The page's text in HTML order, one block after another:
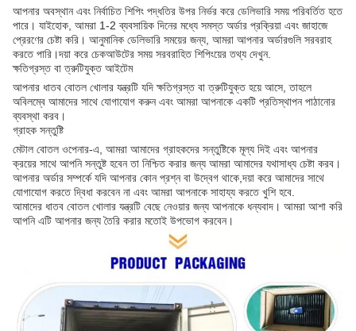
আপনার অবস্থান এবং নির্বাচিত শিপিং পদ্ধতির উপর নির্ভর করে ডেলিভারি সময় পরিবর্তিত হতে
পারে। যাইহোক, আমরা 1-2 ব্যবসায়িক দিনের মধ্যে সমস্ত অর্ডার প্রক্রিয়া এবং জাহাজে
প্রেরণের চেষ্টা করি। আনুমানিক ডেলিভারি সময়ের জন্য, আমরা আপনার অর্ডারগুলি সরবরাহ
করতে পারি।দয়া করে চেকআউটের সময় সরবরাহিত শিপিংয়ের তথ্য দেখুন.
ক্ষতিগ্রস্ত বা ত্রুটিযুক্ত আইটেম
আপনার ধাতব বোতল খোলার যন্ত্রটি যদি ক্ষতিগ্রস্ত বা ত্রুটিযুক্ত হয়ে আসে, তাহলে
অবিলম্বে আমাদের সাথে যোগাযোগ করুন এবং আমরা আপনাকে একটি প্রতিস্থাপন পাঠানোর
ব্যবস্থা করব।
গ্রাহক সন্তুষ্টি
মেটাল বোতল ওপেনার-এ, আমরা আমাদের গ্রাহকদের সন্তুষ্টিকে মূল্য দিই এবং আপনার
ক্রয়ের সাথে আপনি সন্তুষ্ট হবেন তা নিশ্চিত করার জন্য আমরা আমাদের যথাসাধ্য চেষ্টা করব।
আপনার অর্ডার সম্পর্কে যদি আপনার কোন প্রশ্ন বা উদ্বেগ থাকে,দয়া করে আমাদের সাথে
যোগাযোগ করতে দ্বিধা করবেন না এবং আমরা আপনাকে সাহায্য করতে খুশি হবে.
আমাদের ধাতব বোতল খোলার যন্ত্রটি বেছে নেওয়ার জন্য আপনাকে ধন্যবাদ। আমরা আশা করি
আপনি এটি আপনার জন্য তৈরি করার মতোই উপভোগ করবেন।